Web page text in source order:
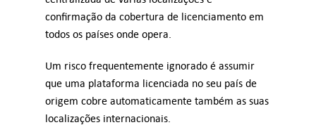
confirmação da cobertura de licenciamento em
todos os países onde opera.
Um risco frequentemente ignorado é assumir
que uma plataforma licenciada no seu país de
origem cobre automaticamente também as suas
localizações internacionais.